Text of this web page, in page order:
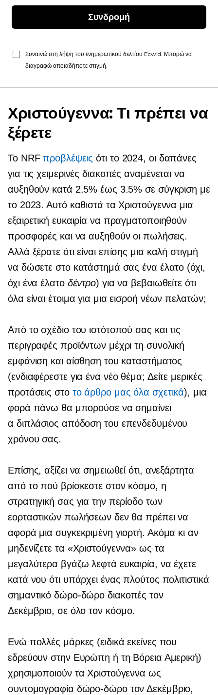
Συνδρομή
Συναινώ στη λήψη του ενημερωτικού δελτίου Ecwid. Μπορώ να
διαγραφώ οποιαδήποτε στιγμή.
Χριστούγεννα: Τι πρέπει να
ξέρετε
Το NRFπροβλέψεις ότι το 2024, οι δαπάνες
για τις χειμερινές διακοπές αναμένεται να
αυξηθούν κατά 2.5% έως 3.5% σε σύγκριση με
το 2023. Αυτό καθιστά τα Χριστούγεννα μια
εξαιρετική ευκαιρία να πραγματοποιηθούν
προσφορές και να αυξηθούν οι πωλήσεις.
Αλλά ξέρατε ότι είναι επίσης μια καλή στιγμή
να δώσετε στο κατάστημά σας ένα έλατο (όχι,
όχι ένα έλατο δέντρο) για να βεβαιωθείτε ότι
όλα είναι έτοιμα για μια εισροή νέων πελατών;
Από το σχέδιο του ιστότοπού σας και τις
περιγραφές προϊόντων μέχρι τη συνολική
εμφάνιση και αίσθηση του καταστήματος
(ενδιαφέρεστε για ένα νέο θέμα; Δείτε μερικές
προτάσεις στο το άρθρο μας όλα σχετικά), μια
φορά πάνω θα μπορούσε να σημαίνει
α διπλάσιος απόδοση του επενδεδυμένου
χρόνου σας.
Επίσης, αξίζει να σημειωθεί ότι, ανεξάρτητα
από το πού βρίσκεστε στον κόσμο, η
στρατηγική σας για την περίοδο των
εορταστικών πωλήσεων δεν θα πρέπει να
αφορά μια συγκεκριμένη γιορτή. Ακόμα κι αν
μηδενίζετε τα «Χριστούγεννα» ως τα
μεγαλύτερα βγάζω λεφτά ευκαιρία, να έχετε
κατά νου ότι υπάρχει ένας πλούτος πολιτιστικά
σημαντικόδώρο-δώρο διακοπές τον
Δεκέμβριο, σε όλο τον κόσμο.
Ενώ πολλές μάρκες (ειδικά εκείνες που
εδρεύουν στην Ευρώπη ή τη Βόρεια Αμερική)
χρησιμοποιούν τα Χριστούγεννα ως
συντομογραφία δώρο-δώροτον Δεκέμβριο,